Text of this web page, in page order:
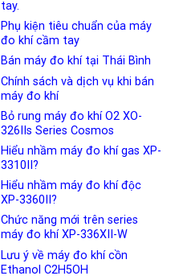
tay.
Phụ kiện tiêu chuẩn của máy
đo khí cầm tay
Bán máy đo khí tại Thái Bình
Chính sách và dịch vụ khi bán
máy đo khí
Bỏ rung máy đo khí O2 XO-
326IIs Series Cosmos
Hiểu nhầm máy đo khí gas XP-
3310II?
Hiểu nhầm máy đo khí độc
XP-3360II?
Chức năng mới trên series
máy đo khí XP-336XII-W
Lưu ý về máy đo khí cồn
Ethanol C2H5OH